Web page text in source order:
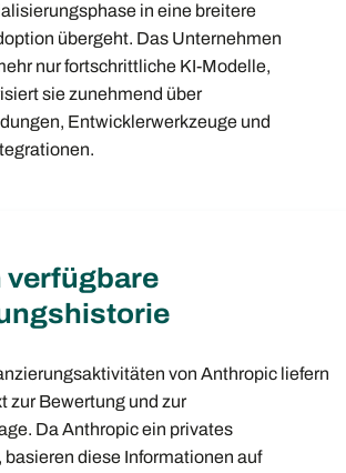
in eine breitere
übergeht. Das Unternehmen
nur fortschrittliche KI-Modelle,
sie zunehmend über
Entwicklerwerkzeuge und
von Anthropic liefern
zur Bewertung und zur
Da Anthropic ein privates
diese Informationen auf